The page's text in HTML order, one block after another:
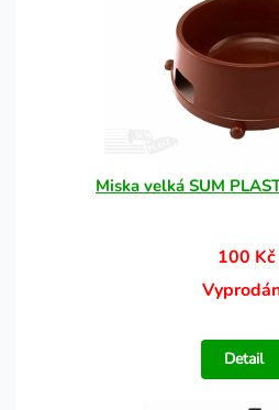
Miska velká SUM
100 Kč
Detail